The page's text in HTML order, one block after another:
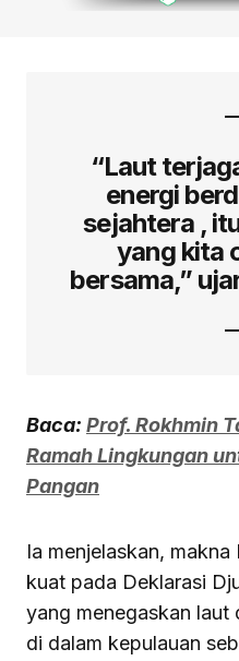
“Laut
energi
sejahtera ,
yang kita
bersama,”
Baca: Prof. Rokhmin
Ramah Lingkungan
Pangan
Ia menjelaskan,
kuat pada Deklarasi
yang menegaskan laut
di dalam kepulauan